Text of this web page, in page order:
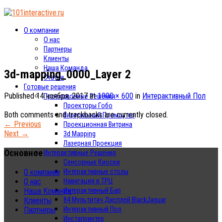
О компании
О нас
Партнеры
Клиенты
Наша Команда
Статьи
Готовые решения
Проекционные Решения
Проекторы Гобо
Виртуальный Промоутер
Проекционная Витрина
3d Mapping
Лазерная Проекция
Интерактивные Решения
Сенсорные Киоски
Интерактивные столы
Навигация в ТРЦ
Интерактивный Бар
84 Мультитач Дисплей BlackJaguar
Интерактивный Пол
Инстапринтер
3d-mapping_0000_Layer 2
Published14 ноября, 2017 at1000 × 600 in Интерактивный Пол
Both comments and trackbacks are currently closed.
← Previous
Next →
Основное
О компании
О нас
Наша Команда
Клиенты
Партнеры